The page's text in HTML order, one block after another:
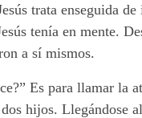
trata enseguida
tenía en mente.
a sí mismos.
Es para llamar la
hijos.